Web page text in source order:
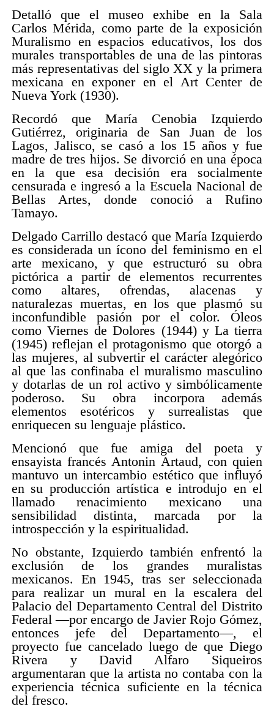
Detalló que el museo exhibe en la Sala
Carlos Mérida, como parte de la exposición
Muralismo en espacios educativos, los dos
murales transportables de una de las pintoras
más representativas del siglo XX y la primera
mexicana en exponer en el Art Center de
Nueva York (1930).
Recordó que María Cenobia Izquierdo
Gutiérrez, originaria de San Juan de los
Lagos, Jalisco, se casó a los 15 años y fue
madre de tres hijos. Se divorció en una época
en la que esa decisión era socialmente
censurada e ingresó a la Escuela Nacional de
Bellas Artes, donde conoció a Rufino
Tamayo.
Delgado Carrillo destacó que María Izquierdo
es considerada un ícono del feminismo en el
arte mexicano, y que estructuró su obra
pictórica a partir de elementos recurrentes
como altares, ofrendas, alacenas y
naturalezas muertas, en los que plasmó su
inconfundible pasión por el color. Óleos
como Viernes de Dolores (1944) y La tierra
(1945) reflejan el protagonismo que otorgó a
las mujeres, al subvertir el carácter alegórico
al que las confinaba el muralismo masculino
y dotarlas de un rol activo y simbólicamente
poderoso. Su obra incorpora además
elementos esotéricos y surrealistas que
enriquecen su lenguaje plástico.
Mencionó que fue amiga del poeta y
ensayista francés Antonin Artaud, con quien
mantuvo un intercambio estético que influyó
en su producción artística e introdujo en el
llamado renacimiento mexicano una
sensibilidad distinta, marcada por la
introspección y la espiritualidad.
No obstante, Izquierdo también enfrentó la
exclusión de los grandes muralistas
mexicanos. En 1945, tras ser seleccionada
para realizar un mural en la escalera del
Palacio del Departamento Central del Distrito
Federal —por encargo de Javier Rojo Gómez,
entonces jefe del Departamento—, el
proyecto fue cancelado luego de que Diego
Rivera y David Alfaro Siqueiros
argumentaran que la artista no contaba con la
experiencia técnica suficiente en la técnica
del fresco.